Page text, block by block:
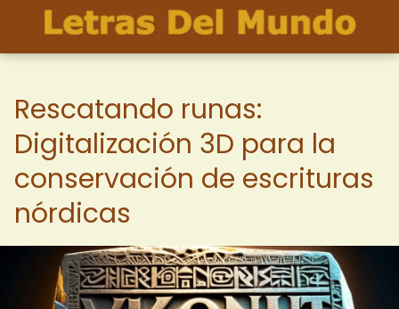
Rescatando runas:
Digitalización 3D para la
conservación de escrituras
nórdicas